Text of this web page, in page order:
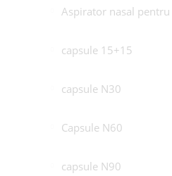
Aspirator nasal
capsule 15+15
capsule N30
Capsule N60
capsule N90